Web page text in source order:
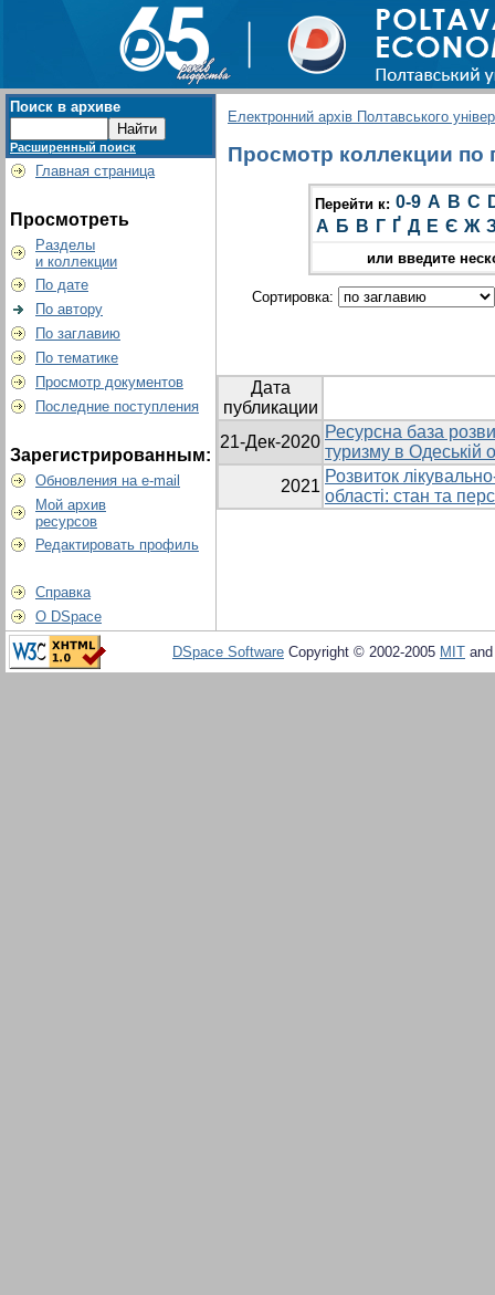
Поиск в архиве
Расширенный поиск
Главная страница
Просмотреть
Разделы
и коллекции
По дате
По автору
По заглавию
По тематике
Просмотр документов
Последние поступления
Зарегистрированным:
Обновления на e-mail
Мой архив
ресурсов
Редактировать профиль
Справка
О DSpace
Електронний архів Полтавського
Просмотр коллекции по
Перейти к: 0-9 A B C
А Б В Г Ґ Д Е Є Ж
или введите
Сортировка:
Дата
публикации
21-Дек-2020
Ресурсна база
туризму в Одеській
2021
Розвиток
області: стан та
DSpace Software Copyright © 2002-2005 MIT